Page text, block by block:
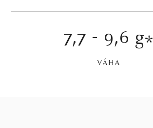
7,7 - 9,6 g*
VÁHA